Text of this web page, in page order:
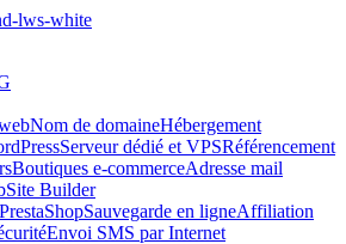
Nom de domaineHébergement
Serveur dédié et VPSRéférencement
Boutiques e-commerceAdresse mail
Site Builder
PrestaShopSauvegarde en ligneAffiliation
Envoi SMS par Internet